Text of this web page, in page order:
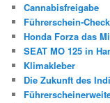
Cannabisfreigabe
Führerschein-
Honda Forza das
SEAT MO 125 in
Klimakleber
Die Zukunft des